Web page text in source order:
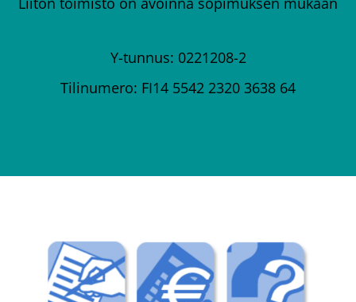
Y-tunnus: 0221208-2
Tilinumero: FI14 5542 2320 3638 64